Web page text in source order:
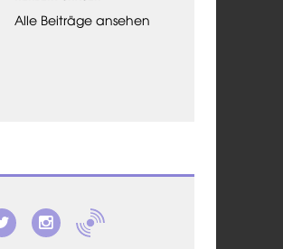
Alle Beiträge ansehen